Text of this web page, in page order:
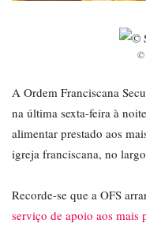
©
A Ordem Franciscana
na última sexta-feira à
alimentar prestado aos
igreja franciscana, no
Recorde-se que a OFS
serviço de apoio aos mais